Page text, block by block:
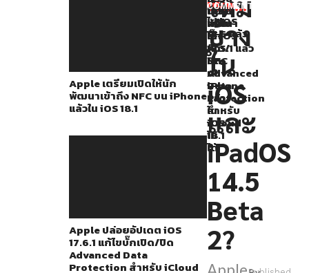
Apple เตรียมเปิดให้นัก
พัฒนาเข้าถึง NFC บน iPhone
แล้วใน iOS 18.1
Apple ปล่อยอัปเดต iOS
17.6.1 แก้ไขบั๊กเปิด/ปิด
Advanced Data
Protection สำหรับ iCloud
บ้าง
ใน
iOS
และ
iPadOS
14.5
Beta
2?
iOS
และ
iPadOS
14.5
Beta
สำหรับ
นัก
พัฒนา
เพื่อ
ใช้
ใน
การ
ทดสอบ
และ
like...
กลับ
ไป iOS
17.6 แล้ว
นัก
พัฒนา
เข้า
ถึง
NFC
บน
iPhone
แล้ว
ใน
iOS
18.1
17.6.1
แก้ไข
บั๊ก
เปิด/
ปิด
Advanced
Data
Protection
สำหรับ
iCloud
ไม่
ได้
เกรด
กลับ
ไป iOS
17.5.1 แล้ว
COMMENT